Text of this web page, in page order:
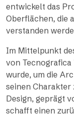
entwickelt das
Oberflächen, die
verstanden
Im Mittelpunkt
von Tecnografica
wurde, um die
seinen Charakter
Design, geprägt
schafft einen